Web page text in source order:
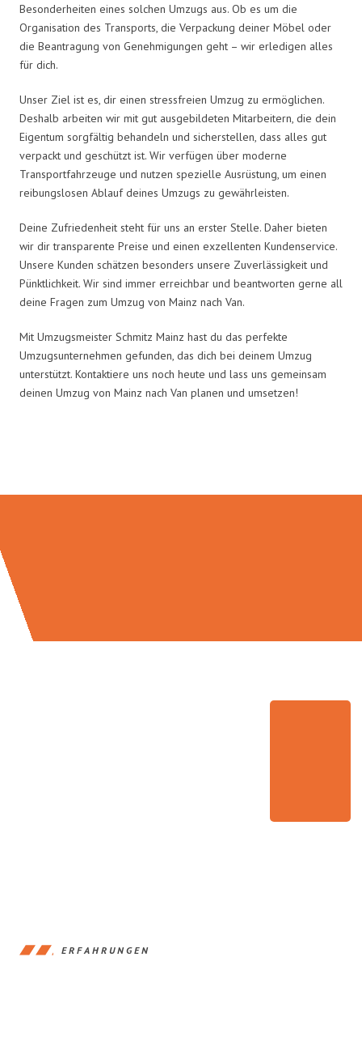
Besonderheiten eines solchen Umzugs aus. Ob es um die
Organisation des Transports, die Verpackung deiner Möbel oder
die Beantragung von Genehmigungen geht – wir erledigen alles
für dich.
Unser Ziel ist es, dir einen stressfreien Umzug zu ermöglichen.
Deshalb arbeiten wir mit gut ausgebildeten Mitarbeitern, die dein
Eigentum sorgfältig behandeln und sicherstellen, dass alles gut
verpackt und geschützt ist. Wir verfügen über moderne
Transportfahrzeuge und nutzen spezielle Ausrüstung, um einen
reibungslosen Ablauf deines Umzugs zu gewährleisten.
Deine Zufriedenheit steht für uns an erster Stelle. Daher bieten
wir dir transparente Preise und einen exzellenten Kundenservice.
Unsere Kunden schätzen besonders unsere Zuverlässigkeit und
Pünktlichkeit. Wir sind immer erreichbar und beantworten gerne all
deine Fragen zum Umzug von Mainz nach Van.
Mit Umzugsmeister Schmitz Mainz hast du das perfekte
Umzugsunternehmen gefunden, das dich bei deinem Umzug
unterstützt. Kontaktiere uns noch heute und lass uns gemeinsam
deinen Umzug von Mainz nach Van planen und umsetzen!
ERFAHRUNGEN